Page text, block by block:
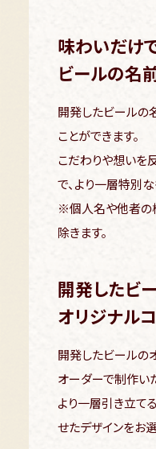
味わいだけで
ビールの名
開発したビールの
ことができます。
こだわりや想いを
で、より一層特別
※個人名や他者の
除きます。
開発したビ
オリジナル
開発したビールの
オーダーで制作い
より一層引き立て
せたデザインをお